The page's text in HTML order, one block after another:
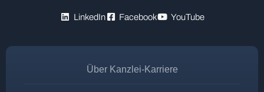
LinkedIn Facebook YouTube
Über Kanzlei-Karriere